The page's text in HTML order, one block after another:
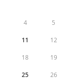
4 5
11 12
18 19
25 26